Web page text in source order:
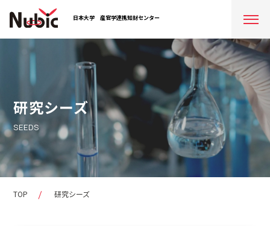
日本大学 産官学連携知財センター
研究シーズ
SEEDS
TOP 研究シーズ